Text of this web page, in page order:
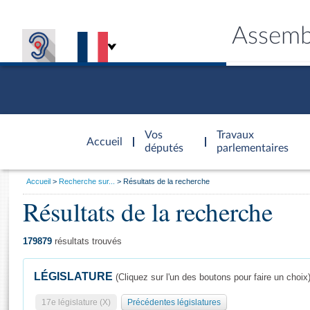
Accueil
d'accueil
Vos
députés
Travaux
parlementaires
Général
Vous
Accueil Recherche sur... Résultats de la recherche
Résultats de la recherche
179879 résultats trouvés
LÉGISLATURE (Cliquez sur l'un des boutons pour faire un choix)
17e législature (X) Précédentes législatures